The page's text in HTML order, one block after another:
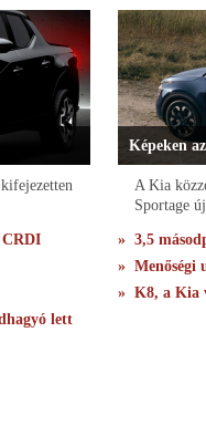
lett
Képeken
A Kia
Sportage
» 3,5
» Menőségi
» K8, a Kia